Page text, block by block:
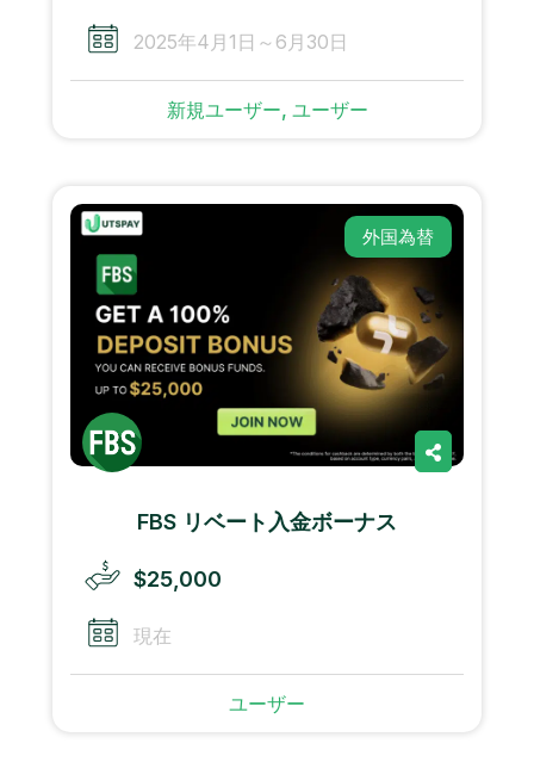
2025年4月1日～6月30日
新規ユーザー, ユーザー
外国為替
FBS リベート入金ボーナス
$25,000
現在
ユーザー